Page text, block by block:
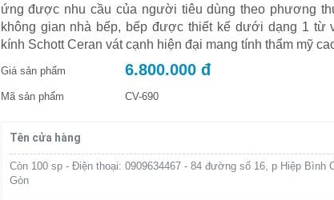
ứng được nhu cầu của người tiêu dùng theo phương
không gian nhà bếp, bếp được thiết kế dưới dạng 1 từ
kính Schott Ceran vát cạnh hiện đại mang tính thẩm mỹ
Giá sản phẩm 6.800.000 đ
Mã sản phẩm CV-690
Tên cửa hàng
Còn 100 sp - Điện thoại: 0909634467 - 84 đường số 16, p Hiệp Bình
Gòn